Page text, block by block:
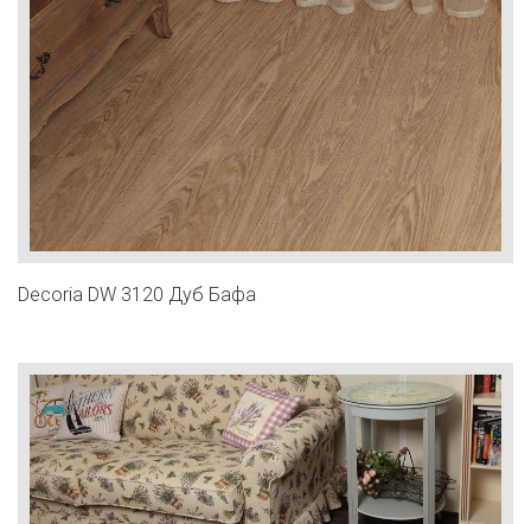
Decoria DW 3120 Дуб Бафа